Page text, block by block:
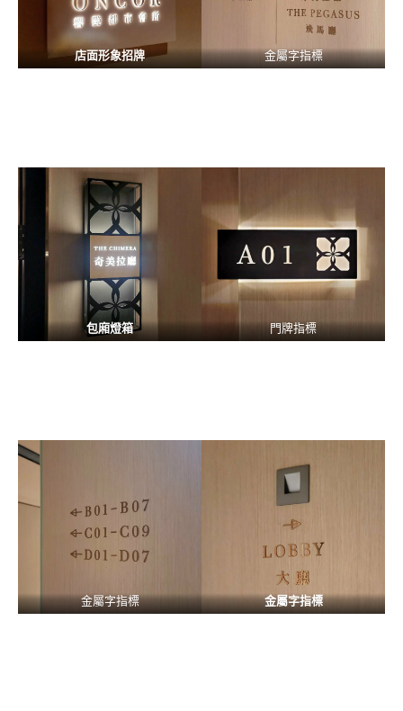
店面形象招牌 金屬字指標
包廂燈箱 門牌指標
金屬字指標 金屬字指標